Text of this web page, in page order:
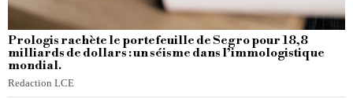
Prologis rachète le portefeuille de Segro pour 18,8
milliards de dollars : un séisme dans l’immologistique
mondial.
Redaction LCE